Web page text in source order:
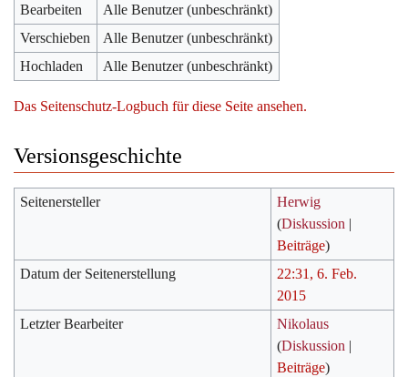
Bearbeiten
Alle Benutzer (unbeschränkt)
Verschieben
Alle Benutzer (unbeschränkt)
Hochladen
Alle Benutzer (unbeschränkt)
Das Seitenschutz-Logbuch für diese Seite ansehen.
Versionsgeschichte
Seitenersteller
Herwig
(Diskussion |
Beiträge)
Datum der Seitenerstellung
22:31, 6. Feb.
2015
Letzter Bearbeiter
Nikolaus
(Diskussion |
Beiträge)